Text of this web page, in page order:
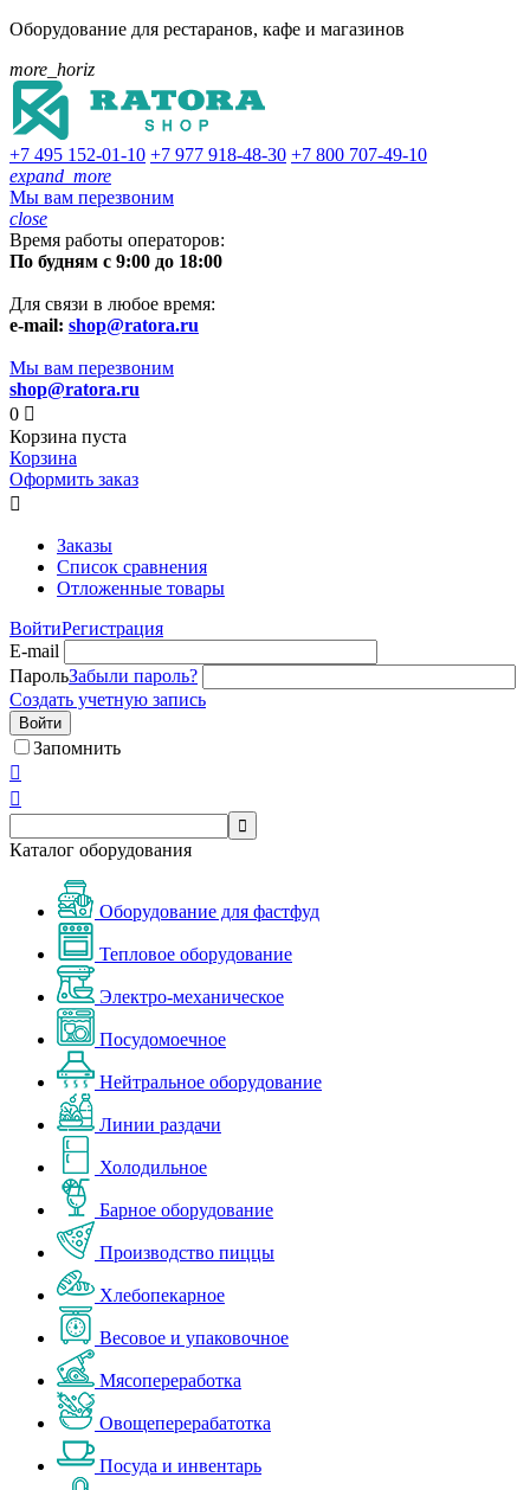
Оборудование для рестаранов, кафе и магазинов
more_horiz
+7 495 152-01-10 +7 977 918-48-30 +7 800 707-49-10
expand_more
Мы вам перезвоним
close
Время работы операторов:
По будням с 9:00 до 18:00
Для связи в любое время:
e-mail: shop@ratora.ru
Мы вам перезвоним
shop@ratora.ru
0 
Корзина пуста
Корзина
Оформить заказ

Заказы
Список сравнения
Отложенные товары
ВойтиРегистрация
E-mail
ПарольЗабыли пароль?
Создать учетную запись
Войти
Запомнить



Каталог оборудования
Оборудование для фастфуд
Тепловое оборудование
Электро-механическое
Посудомоечное
Нейтральное оборудование
Линии раздачи
Холодильное
Барное оборудование
Производство пиццы
Хлебопекарное
Весовое и упаковочное
Мясопереработка
Овощеперерабатотка
Посуда и инвентарь